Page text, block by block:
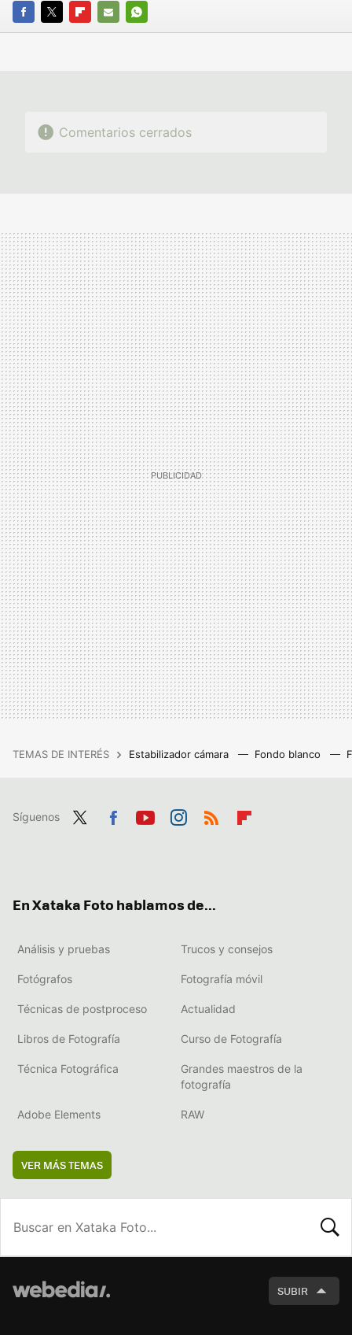
FACEBOOK
TWITTERFLIPBOARD
E-
WHATSAPP
Comentarios cerrados
TEMAS DE INTERÉS Estabilizador cámara Fondo blanco
Síguenos
En Xataka Foto hablamos de...
Análisis y pruebas Trucos y consejos
Fotógrafos Fotografía móvil
Técnicas de postproceso Actualidad
Libros de Fotografía Curso de Fotografía
Técnica Fotográfica
Grandes maestros de la
fotografía
Adobe Elements RAW
VER MÁS TEMAS
SUBIR